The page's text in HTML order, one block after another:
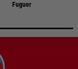
Fuguer